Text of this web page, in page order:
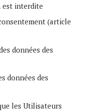
est interdite
(article
données des
données des
les Utilisateurs